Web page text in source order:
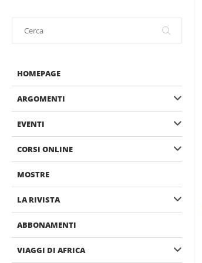
HOMEPAGE
ARGOMENTI
EVENTI
CORSI ONLINE
MOSTRE
LA RIVISTA
ABBONAMENTI
VIAGGI DI AFRICA